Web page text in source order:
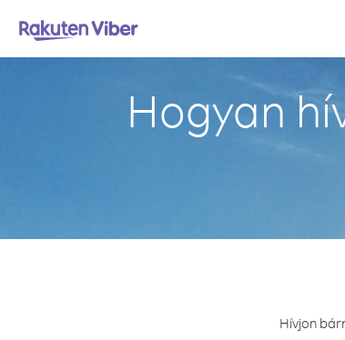
Hogyan
Hívjon